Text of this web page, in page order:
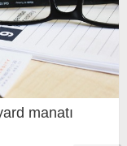
manatı